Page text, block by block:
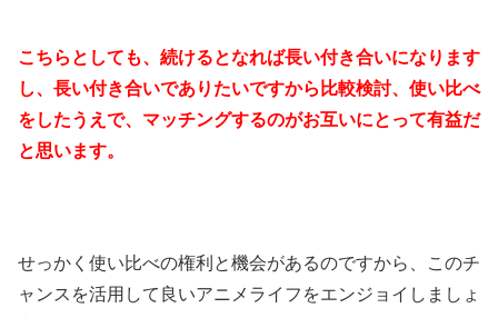
こちらとしても、続けるとなれば長い付き合いになります
し、長い付き合いでありたいですから比較検討、使い比べ
をしたうえで、マッチングするのがお互いにとって有益だ
と思います。
せっかく使い比べの権利と機会があるのですから、このチ
ャンスを活用して良いアニメライフをエンジョイしましょ